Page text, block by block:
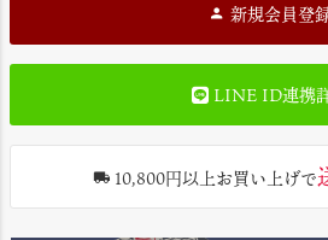
新規会員登
LINE ID連携
10,800円以上お買い上げで